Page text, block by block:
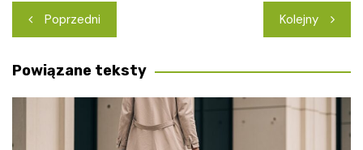
Nawigacja
wpisu
Poprzedni Kolejny
Powiązane teksty